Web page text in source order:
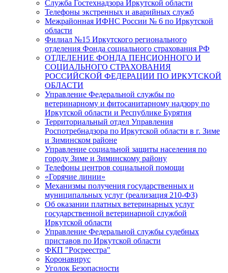
Служба Гостехнадзора Иркутской области
Телефоны экстренных и аварийных служб
Межрайонная ИФНС России № 6 по Иркутской
области
Филиал №15 Иркутского регионального
отделения Фонда социального страхования РФ
ОТДЕЛЕНИЕ ФОНДА ПЕНСИОННОГО И
СОЦИАЛЬНОГО СТРАХОВАНИЯ
РОССИЙСКОЙ ФЕДЕРАЦИИ ПО ИРКУТСКОЙ
ОБЛАСТИ
Управление Федеральной службы по
ветеринарному и фитосанитарному надзору по
Иркутской области и Республике Бурятия
Территориальный отдел Управления
Роспотребнадзора по Иркутской области в г. Зиме
и Зиминском районе
Управление социальной защиты населения по
городу Зиме и Зиминскому району
Телефоны центров социальной помощи
«Горячие линии»
Механизмы получения государственных и
муниципальных услуг (реализация 210-ФЗ)
Об оказании платных ветеринарных услуг
государственной ветеринарной службой
Иркутской области
Управление Федеральной службы судебных
приставов по Иркутской области
ФКП "Росреестра"
Коронавирус
Уголок Безопасности